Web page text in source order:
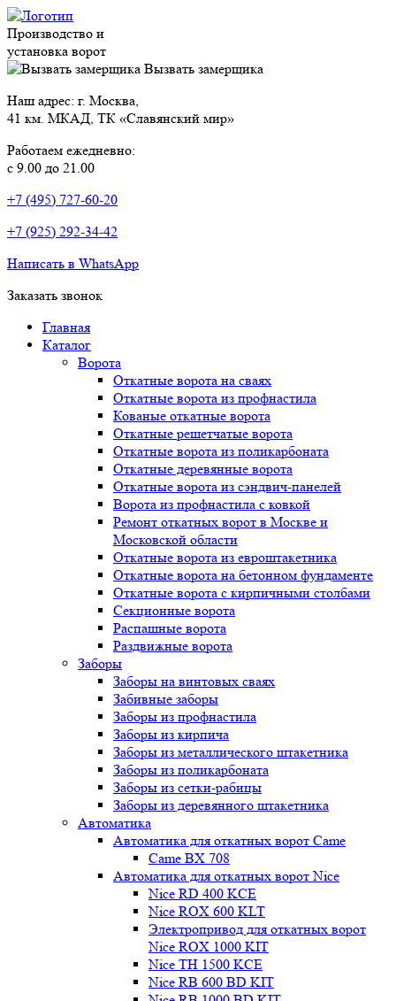
Производство и
установка ворот
Вызвать замерщика
Наш адрес: г. Москва,
41 км. МКАД, ТК «Славянский мир»
Работаем ежедневно:
с 9.00 до 21.00
+7 (495) 727-60-20
+7 (925) 292-34-42
Написать в WhatsApp
Заказать звонок
Главная
Каталог
Ворота
Откатные ворота на сваях
Откатные ворота из профнастила
Кованые откатные ворота
Откатные решетчатые ворота
Откатные ворота из поликарбоната
Откатные деревянные ворота
Откатные ворота из сэндвич-панелей
Ворота из профнастила с ковкой
Ремонт откатных ворот в Москве и
Московской области
Откатные ворота из евроштакетника
Откатные ворота на бетонном фундаменте
Откатные ворота с кирпичными столбами
Секционные ворота
Распашные ворота
Раздвижные ворота
Заборы
Заборы на винтовых сваях
Забивные заборы
Заборы из профнастила
Заборы из кирпича
Заборы из металлического штакетника
Заборы из поликарбоната
Заборы из сетки-рабицы
Заборы из деревянного штакетника
Автоматика
Автоматика для откатных ворот Came
Came BX 708
Автоматика для откатных ворот Nice
Nice RD 400 KCE
Nice ROX 600 KLT
Электропривод для откатных ворот
Nice ROX 1000 KIT
Nice TH 1500 KCE
Nice RB 600 BD KIT